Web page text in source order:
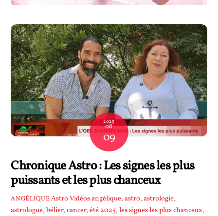
2025
08
09
Chronique Astro : Les signes les plus
puissants et les plus chanceux
ANGÉLIQUEAstro Vidéosangélique,astro,astrologie,
astrologue,bélier,cancer,été 2025,les signes les plus chanceux,